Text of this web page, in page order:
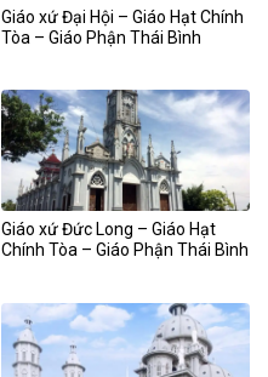
Giáo xứ Đại Hội – Giáo Hạt Chính
Tòa – Giáo Phận Thái Bình
Giáo xứ Đức Long – Giáo Hạt
Chính Tòa – Giáo Phận Thái Bình